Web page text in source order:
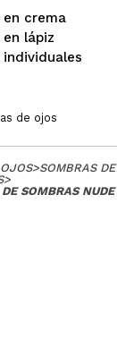
en crema
lápiz
de ojos
OJOS>SOMBRAS
>
SOMBRAS